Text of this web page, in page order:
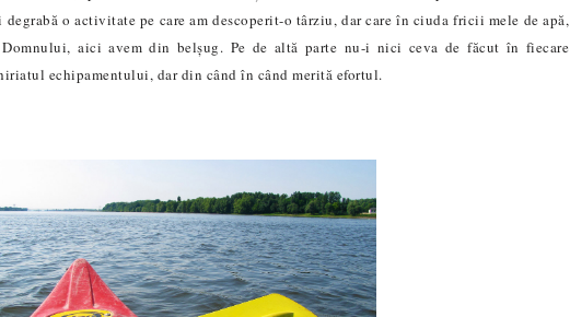
degrabă o activitate pe care am descoperit-o târziu, dar care în ciuda fricii mele de apă,
aici avem din belșug. Pe de altă parte nu-i nici ceva de făcut în fiecare
echipamentului, dar din când în când merită efortul.